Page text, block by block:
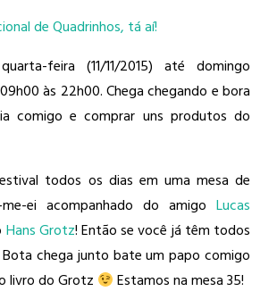
de Quadrinhos, tá aí!
feira (11/11/2015) até domingo
às 22h00. Chega chegando e bora
comigo e comprar uns produtos do
todos os dias em uma mesa de
ei acompanhado do amigo Lucas
Hans Grotz​! Então se você já têm todos
chega junto bate um papo comigo
livro do Grotz
Estamos na mesa 35!